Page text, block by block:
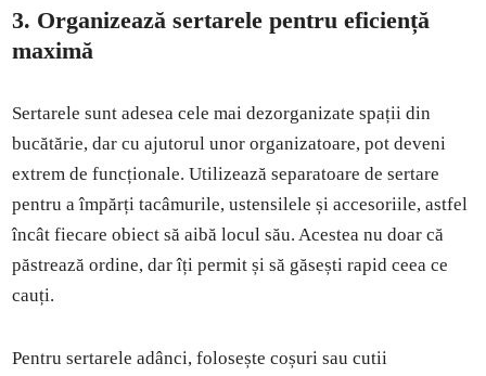
3. Organizează sertarele pentru eficiență
maximă
Sertarele sunt adesea cele mai dezorganizate spații din
bucătărie, dar cu ajutorul unor organizatoare, pot deveni
extrem de funcționale. Utilizează separatoare de sertare
pentru a împărți tacâmurile, ustensilele și accesoriile, astfel
încât fiecare obiect să aibă locul său. Acestea nu doar că
păstrează ordine, dar îți permit și să găsești rapid ceea ce
cauți.
Pentru sertarele adânci, folosește coșuri sau cutii